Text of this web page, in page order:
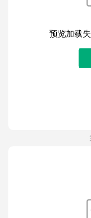
预览加载